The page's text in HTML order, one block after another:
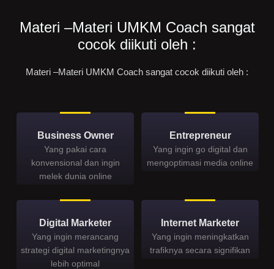
Materi –Materi UMKM Coach sangat
cocok diikuti oleh :
Materi –Materi UMKM Coach sangat cocok diikuti oleh :
Business Owner
Yang pakai cara
konvensional dan ingin
melek dunia online
Entrepreneur
Yang ingin go digital dan
mengoptimasi media online
Digital Marketer
Yang ingin merancang
strategi digital marketingnya
lebih optimal
Internet Marketer
Yang ingin meningkatkan
trafiknya secara signifikan